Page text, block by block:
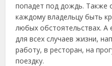
попадет под дождь. Также
каждому владельцу быть
любых обстоятельствах.
для всех случаев жизни,
работу, в ресторан, на
поездку.